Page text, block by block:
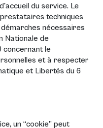
du service. Le
techniques
nécessaires
Nationale de
concernant le
et à respecter
et Libertés du 6
un “cookie” peut